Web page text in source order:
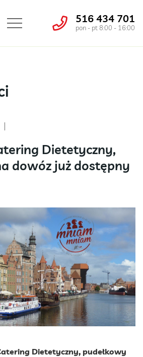
516 434 701
pon - pt 8:00 - 16:00
Dietetyczny,
dowóz już dostępny
Dietetyczny, pudełkowy